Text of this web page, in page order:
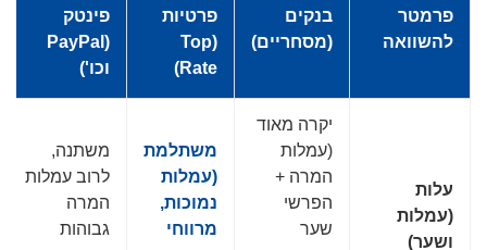
פרמטר
להשוואה
בנקים
(מסחריים)
פרטיות
(Top
Rate)
פינטק
(PayPal
וכו')
עלות
(עמלות
ושער)
יקרה מאוד
(עמלות
המרה +
הפרשי
שער
משתלמת
(עמלות
נמוכות,
מרווחי
משתנה,
לרוב עמלות
המרה
גבוהות